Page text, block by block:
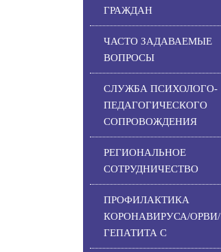
ГРАЖДАН
ЧАСТО ЗАДАВАЕМЫЕ
ВОПРОСЫ
СЛУЖБА ПСИХОЛОГО-
ПЕДАГОГИЧЕСКОГО
СОПРОВОЖДЕНИЯ
РЕГИОНАЛЬНОЕ
СОТРУДНИЧЕСТВО
ПРОФИЛАКТИКА
КОРОНАВИРУСА/ОРВИ/
ГЕПАТИТА С